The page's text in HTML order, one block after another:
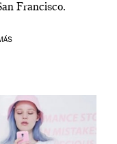
Francisco.